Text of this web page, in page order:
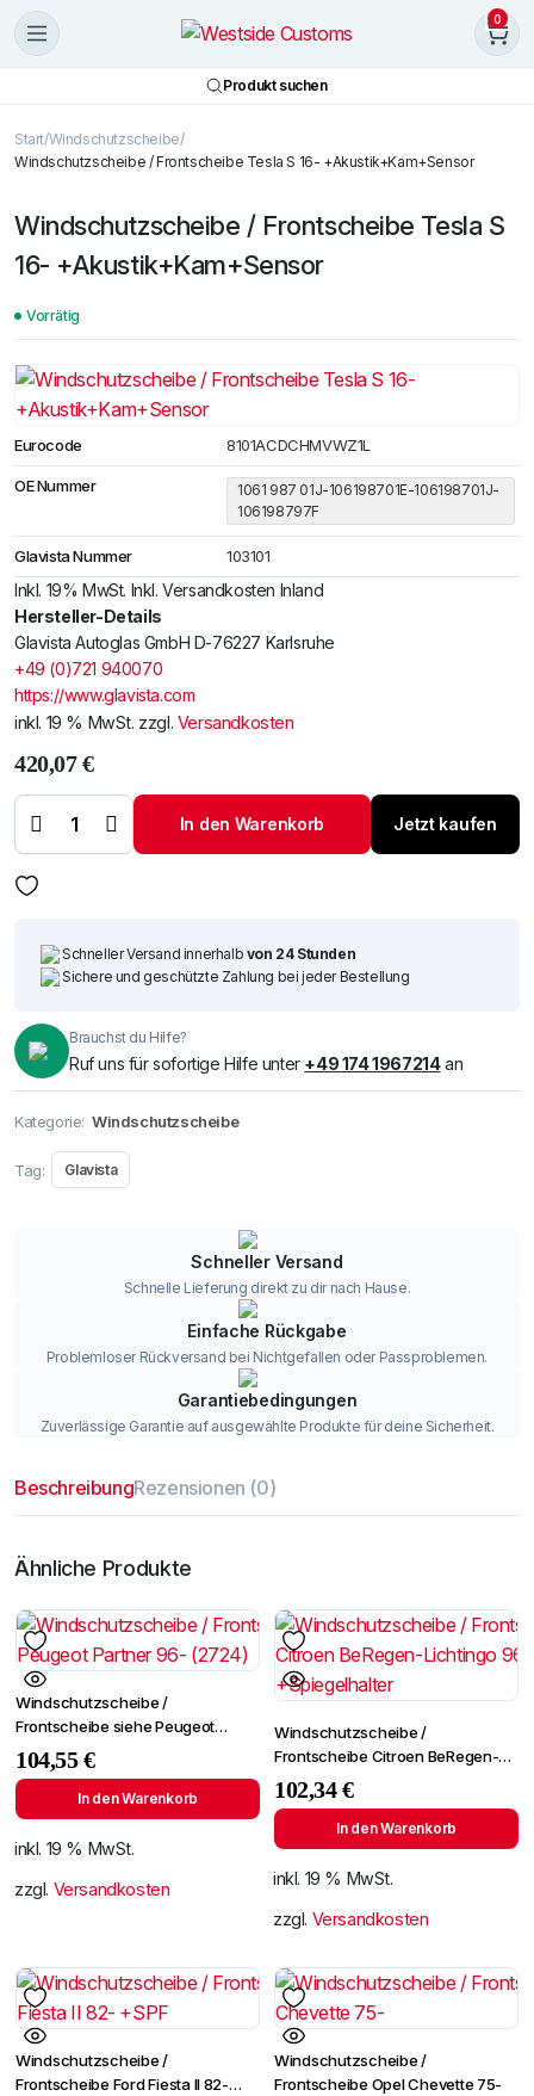
0
Produkt suchen
Start Windschutzscheibe
Windschutzscheibe / Frontscheibe Tesla S 16- +Akustik+Kam+Sensor
Windschutzscheibe / Frontscheibe Tesla S
16- +Akustik+Kam+Sensor
Vorrätig
Eurocode 8101ACDCHMVWZ1L
OE Nummer
1061 987 01J-106198701E-106198701J-
106198797F
Glavista Nummer 103101
Inkl. 19% MwSt. Inkl. Versandkosten Inland
Hersteller-Details
Glavista Autoglas GmbH D-76227 Karlsruhe
+49 (0)721 940070
https://www.glavista.com
inkl. 19 % MwSt. zzgl. Versandkosten
420,07€
Frontscheibe Tesla S
16-
Menge
In den Warenkorb Jetzt kaufen
Schneller Versand innerhalb von 24 Stunden
Sichere und geschützte Zahlung bei jeder Bestellung
Brauchst du Hilfe?
Ruf uns für sofortige Hilfe unter +49 174 1967214an
Kategorie: Windschutzscheibe
Tag: Glavista
Schneller Versand
Schnelle Lieferung direkt zu dir nach Hause.
Einfache Rückgabe
Problemloser Rückversand bei Nichtgefallen oder Passproblemen.
Garantiebedingungen
Zuverlässige Garantie auf ausgewählte Produkte für deine Sicherheit.
BeschreibungRezensionen (0)
Ähnliche Produkte
Windschutzscheibe /
Frontscheibe siehe Peugeot
Partner 96- (2724)
104,55€
In den Warenkorb
inkl. 19 % MwSt.
zzgl. Versandkosten
Windschutzscheibe /
Frontscheibe Citroen BeRegen-
Lichtingo 96- +Spiegelhalter
102,34€
In den Warenkorb
inkl. 19 % MwSt.
zzgl. Versandkosten
Windschutzscheibe /
Frontscheibe Ford Fiesta II 82-
Windschutzscheibe /
Frontscheibe Opel Chevette 75-